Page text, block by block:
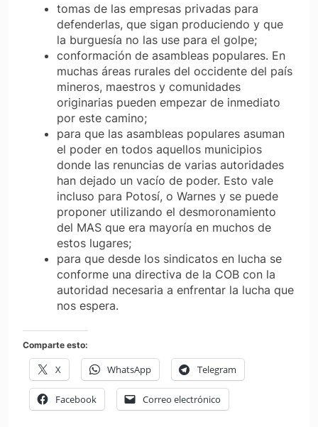
tomas de las empresas privadas para
defenderlas, que sigan produciendo y que
la burguesía no las use para el golpe;
conformación de asambleas populares. En
muchas áreas rurales del occidente del país
mineros, maestros y comunidades
originarias pueden empezar de inmediato
por este camino;
para que las asambleas populares asuman
el poder en todos aquellos municipios
donde las renuncias de varias autoridades
han dejado un vacío de poder. Esto vale
incluso para Potosí, o Warnes y se puede
proponer utilizando el desmoronamiento
del MAS que era mayoría en muchos de
estos lugares;
para que desde los sindicatos en lucha se
conforme una directiva de la COB con la
autoridad necesaria a enfrentar la lucha que
nos espera.
Comparte esto:
X WhatsApp Telegram
Facebook Correo electrónico